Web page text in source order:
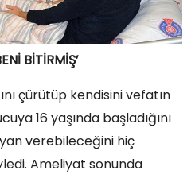
BİTİRMİŞ’
çürütüp kendisini vefatın
16 yaşında başladığını
verebileceğini hiç
Ameliyat sonunda